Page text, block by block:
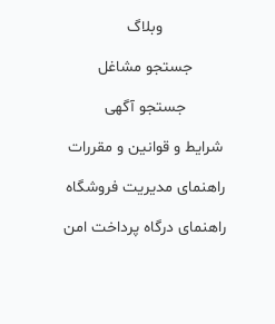
وبلاگ
جستجو مشاغل
جستجو آگهی
شرایط و قوانین و مقررات
راهنمای مدیریت فروشگاه
راهنمای درگاه پرداخت امن